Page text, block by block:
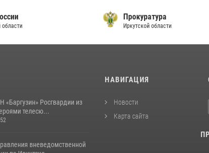
области
Прокуратура
Иркутской области
«Баргузин» Росгвардии из
телесю...
вневедомственной
НАВИГАЦИЯ
Новости
Карта сайта